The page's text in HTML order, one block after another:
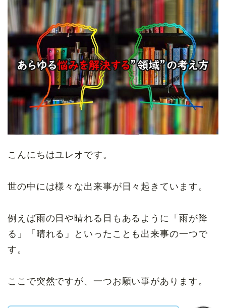
こんにちはユレオです。
世の中には様々な出来事が日々起きています。
例えば雨の日や晴れる日もあるように「雨が降
る」「晴れる」といったことも出来事の一つで
す。
ここで突然ですが、一つお願い事があります。